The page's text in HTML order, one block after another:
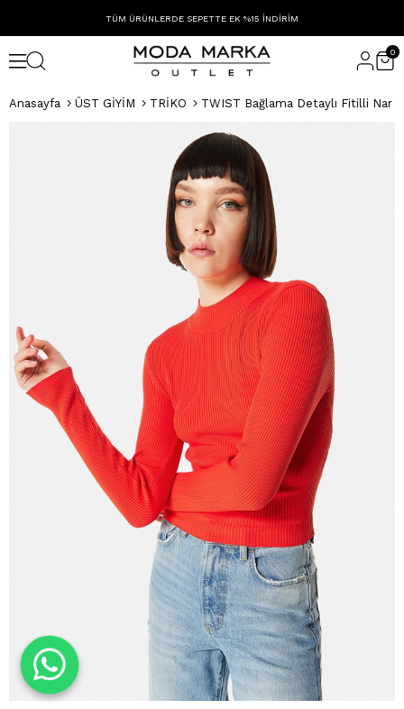
TÜM ÜRÜNLERDE SEPETTE EK %15 İNDİRİM
0
Anasayfa ÜST GİYİM TRİKO TWIST Bağlama Detaylı Fitilli Nar